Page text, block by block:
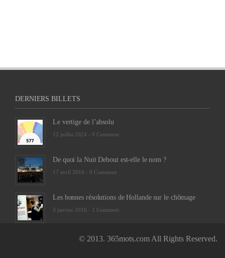
DERNIERS BILLETS
Le vertige de l’absolu
12 juillet 2024 - 0 Comment
De quoi la Nuit Debout est-elle le nom ?
17 avril 2016 - 0 Comment
Les bonnes résolutions de Hollande sur le chômage
3 janvier 2016 - 1 Comment
© 2013. 365mots.com All Rights Reserved.